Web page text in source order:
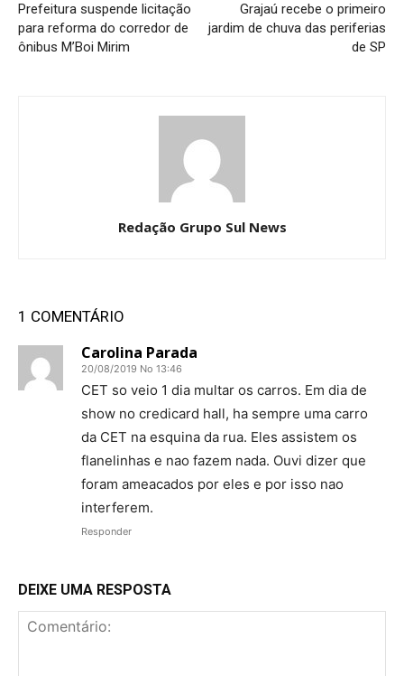
Prefeitura suspende licitação
para reforma do corredor de
ônibus M’Boi Mirim
Grajaú recebe o primeiro
jardim de chuva das periferias
de SP
Redação Grupo Sul News
1 COMENTÁRIO
Carolina Parada
20/08/2019 No 13:46
CET so veio 1 dia multar os carros. Em dia de
show no credicard hall, ha sempre uma carro
da CET na esquina da rua. Eles assistem os
flanelinhas e nao fazem nada. Ouvi dizer que
foram ameacados por eles e por isso nao
interferem.
Responder
DEIXE UMA RESPOSTA